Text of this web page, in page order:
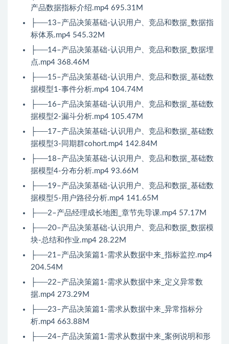
产品数据指标介绍.mp4 695.31M
├──13–产品决策基础-认识用户、竞品和数据_数据指
标体系.mp4 545.32M
├──14–产品决策基础-认识用户、竞品和数据_数据埋
点.mp4 368.46M
├──15–产品决策基础-认识用户、竞品和数据_基础数
据模型1-事件分析.mp4 104.74M
├──16–产品决策基础-认识用户、竞品和数据_基础数
据模型2-漏斗分析.mp4 105.47M
├──17–产品决策基础-认识用户、竞品和数据_基础数
据模型3-同期群cohort.mp4 142.84M
├──18–产品决策基础-认识用户、竞品和数据_基础数
据模型4-分布分析.mp4 93.66M
├──19–产品决策基础-认识用户、竞品和数据_基础数
据模型5-用户路径分析.mp4 141.65M
├──2–产品经理成长地图_章节先导课.mp4 57.17M
├──20–产品决策基础-认识用户、竞品和数据_数据模
块-总结和作业.mp4 28.22M
├──21–产品决策篇1-需求从数据中来_指标监控.mp4
204.54M
├──22–产品决策篇1-需求从数据中来_定义异常数
据.mp4 273.29M
├──23–产品决策篇1-需求从数据中来_异常指标分
析.mp4 663.88M
├──24–产品决策篇1-需求从数据中来_案例说明和形